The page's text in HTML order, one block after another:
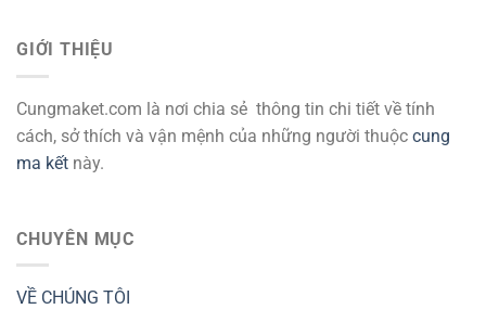
GIỚI THIỆU
Cungmaket.com là nơi chia sẻ thông tin chi tiết về tính
cách, sở thích và vận mệnh của những người thuộc cung
ma kết này.
CHUYÊN MỤC
VỀ CHÚNG TÔI